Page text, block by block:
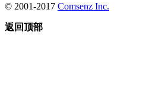
© 2001-2017 Comsenz Inc.
返回顶部